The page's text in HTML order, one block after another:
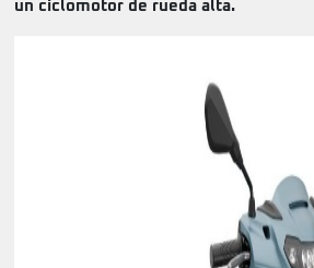
un ciclomotor de rueda alta.